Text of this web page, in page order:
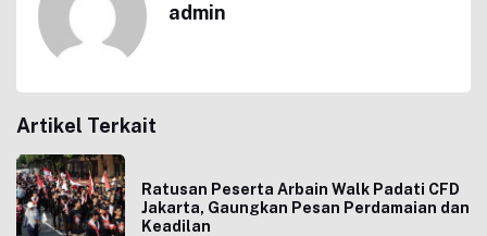
admin
Artikel Terkait
Ratusan Peserta Arbain Walk Padati CFD
Jakarta, Gaungkan Pesan Perdamaian dan
Keadilan